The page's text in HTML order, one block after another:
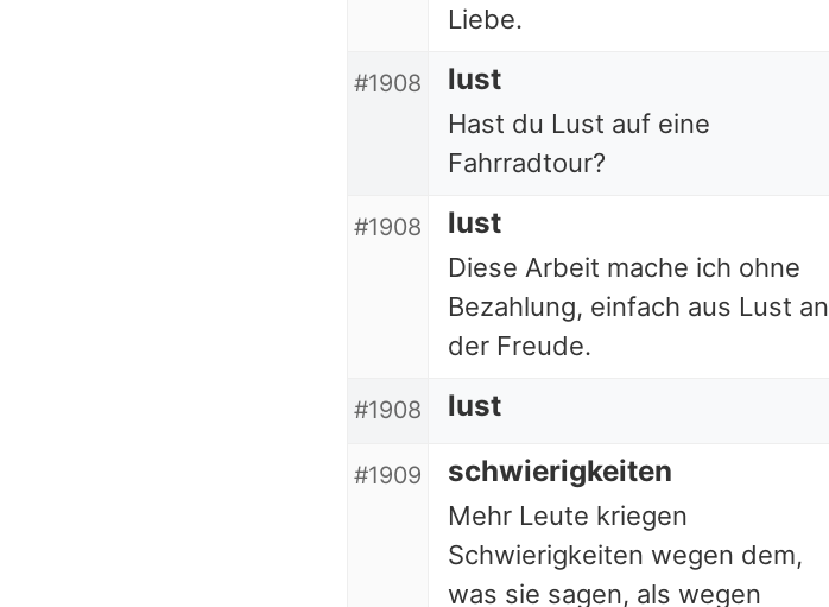
Liebe.
#1908 lust
Hast du Lust auf eine
Fahrradtour?
#1908 lust
Diese Arbeit mache ich ohne
Bezahlung, einfach aus Lust an
der Freude.
#1908 lust
#1909 schwierigkeiten
Mehr Leute kriegen
Schwierigkeiten wegen dem,
was sie sagen, als wegen